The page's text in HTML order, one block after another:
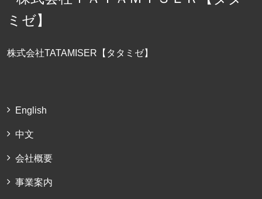
株式会社TATAMISER【タタミゼ】
English
中文
会社概要
事業案内